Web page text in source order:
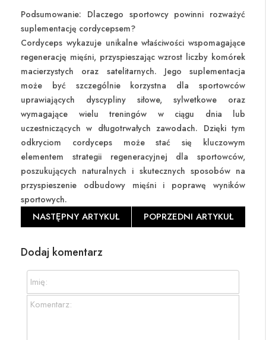
Podsumowanie: Dlaczego sportowcy powinni rozważyć
suplementację cordycepsem?
Cordyceps wykazuje unikalne właściwości wspomagające
regenerację mięśni, przyspieszając wzrost liczby komórek
macierzystych oraz satelitarnych. Jego suplementacja
może być szczególnie korzystna dla sportowców
uprawiających dyscypliny siłowe, sylwetkowe oraz
wymagające wielu treningów w ciągu dnia lub
uczestniczących w długotrwałych zawodach. Dzięki tym
odkryciom cordyceps może stać się kluczowym
elementem strategii regeneracyjnej dla sportowców,
poszukujących naturalnych i skutecznych sposobów na
przyspieszenie odbudowy mięśni i poprawę wyników
sportowych.
NASTĘPNY ARTYKUŁ POPRZEDNI ARTYKUŁ
Dodaj komentarz